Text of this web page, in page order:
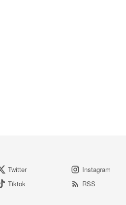
Twitter
Instagram
Tiktok RSS